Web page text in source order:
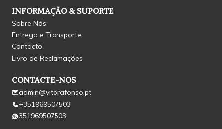
INFORMAÇÃO & SUPORTE
Sobre Nós
Entrega e Transporte
Contacto
Livro de Reclamações
CONTACTE-NOS
admin@vitorafonso.pt
+351969507503
351969507503